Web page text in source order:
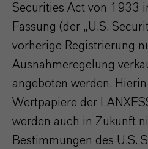
Securities Act von 1933
Fassung (der „U.S.
vorherige Registrierung
Ausnahmeregelung
angeboten werden.
Wertpapiere der
werden auch in Zukunft
Bestimmungen des U.S.